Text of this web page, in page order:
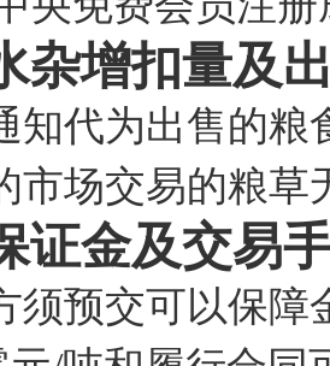
杂增扣量及
知代为出售的粮
市场交易的粮草
证金及交易
须预交可以保障